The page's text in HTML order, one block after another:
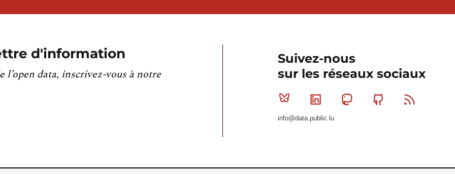
d'information
l’open data, inscrivez-vous à notre
Suivez-nous
sur les réseaux sociaux
Bluesky Linkedin MastodonGithub
info@data.public.lu